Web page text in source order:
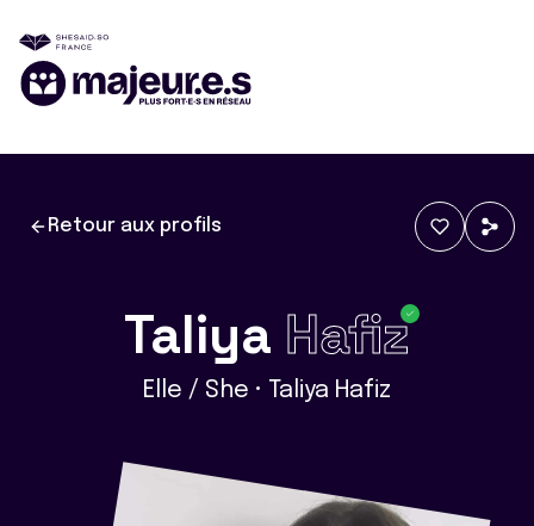
Retour aux profils
Taliya Hafiz
Elle / She • Taliya Hafiz